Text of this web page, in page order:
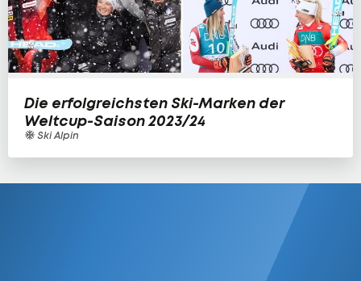
Die erfolgreichsten Ski-Marken der
Weltcup-Saison 2023/24
Ski Alpin